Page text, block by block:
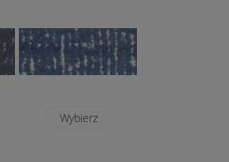
Wybierz